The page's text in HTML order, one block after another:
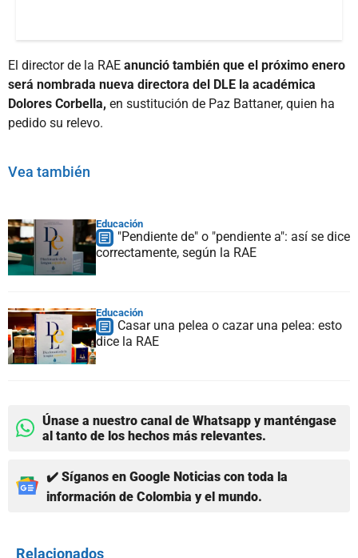
El director de la RAE anunció también que el próximo enero
será nombrada nueva directora del DLE la académica
Dolores Corbella, en sustitución de Paz Battaner, quien ha
pedido su relevo.
Vea también
Educación
"Pendiente de" o "pendiente a": así se dice
correctamente, según la RAE
Educación
Casar una pelea o cazar una pelea: esto
dice la RAE
Únase a nuestro canal de Whatsapp y manténgase
al tanto de los hechos más relevantes.
✔️ Síganos en Google Noticias con toda la
información de Colombia y el mundo.
Relacionados